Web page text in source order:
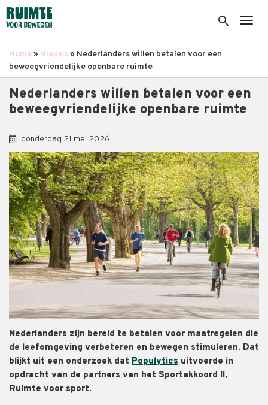
Overslaan
en
inhoud
gaan
search
Kruimelpad
Home Nieuws
Nederlanders willen betalen voor een
beweegvriendelijke openbare ruimte
Nederlanders willen betalen voor een
beweegvriendelijke openbare ruimte
donderdag 21 mei 2026
Nederlanders zijn bereid te betalen voor maatregelen die
de leefomgeving verbeteren en bewegen stimuleren. Dat
blijkt uit een onderzoek dat Populytics uitvoerde in
opdracht van de partners van het Sportakkoord II,
Ruimte voor sport.